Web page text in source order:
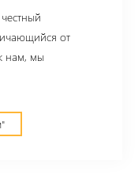
от
нам, мы